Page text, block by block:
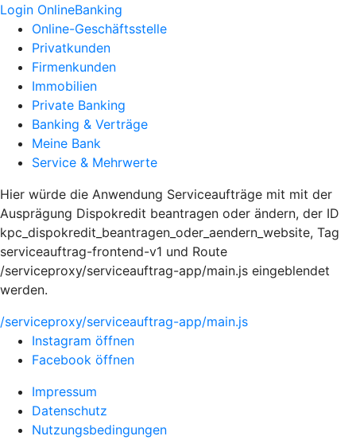
Login OnlineBanking
Online-Geschäftsstelle
Privatkunden
Firmenkunden
Immobilien
Private Banking
Banking & Verträge
Meine Bank
Service & Mehrwerte
Hier würde die Anwendung Serviceaufträge mit mit der
Ausprägung Dispokredit beantragen oder ändern, der ID
kpc_dispokredit_beantragen_oder_aendern_website, Tag
serviceauftrag-frontend-v1 und Route
/serviceproxy/serviceauftrag-app/main.js eingeblendet
werden.
/serviceproxy/serviceauftrag-app/main.js
Instagram öffnen
Facebook öffnen
Impressum
Datenschutz
Nutzungsbedingungen